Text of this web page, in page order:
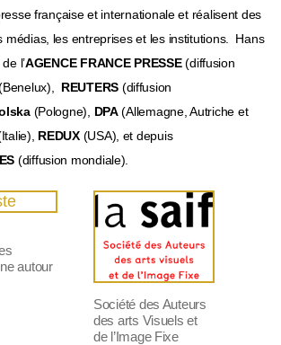
française et internationale et réalisent des
médias, les entreprises et les institutions. Hans
l’AGENCE FRANCE PRESSE(diffusion
REUTERS (diffusion
(Pologne), DPA(Allemagne, Autriche et
REDUX(USA), et depuis
(diffusion mondiale).
autour
Société des Auteurs
des arts Visuels et
de l’Image Fixe